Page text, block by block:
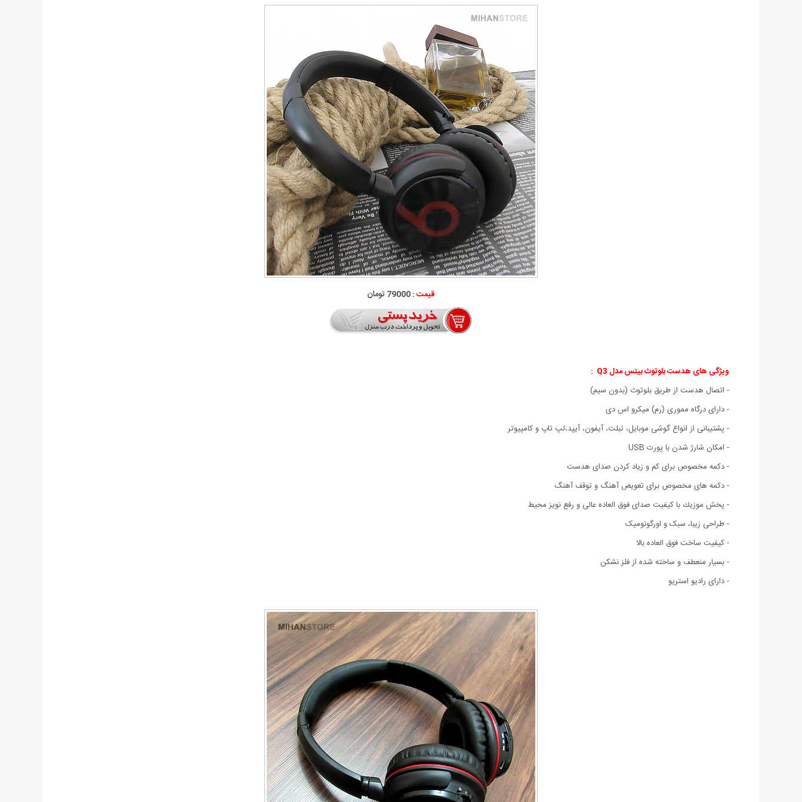
قیمت :79000 تومان
ویژگی های هدست بلوتوث بیتس مدل Q3
:
- اتصال هدست از طریق بلوتوث (بدون سیم)
- دارای درگاه مموری (رم) میکرو اس دی
- پشتیبانی از انواع گوشی موبایل،‌ تبلت،‌ آیفون،‌ آیپد،‌لپ تاپ و کامپیوتر
- امکان شارژ شدن با پورت USB
- دکمه مخصوص برای کم و زیاد کردن صدای هدست
- دکمه های مخصوص برای تعویض آهنگ و توقف آهنگ
- پخش موزیك با کیفیت صدای فوق العاده عالی و رفع نویز محیط
- طراحی زیبا، سبک و اورگونومیک
- کیفیت ساخت فوق العاده بالا
- بسیار منعطف و ساخته شده از فلز نشکن
- دارای رادیو استریو